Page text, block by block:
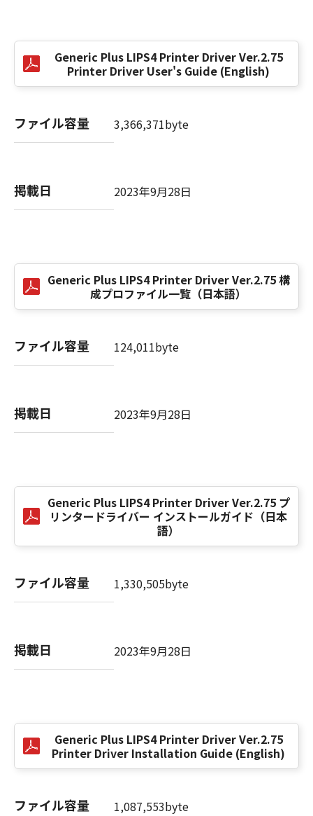
(4) お客様は、上記(3)によって本契約書が終了
した場合、速やかに、「本ソフトウェア」およ
びその複製物のすべてを廃棄または消去するも
(5) 上記にかかわらず、本契約書第2条、第4条
から第7条まで、第8条第4項および第10条の規
定は、本契約書の終了後も効力を有します。
NOTICE
“米国政府エンドユーザー”とは、米国政府の機
用されます：The SOFTWARE is a "commercial
item," as that term is defined at 48 C.F.R.
2.101 (Oct 1995), consisting of "commercial
computer software" and "commercial
terms are used in 48 C.F.R. 12.212 (Sept 1995).
Consistent with 48 C.F.R. 12.212 and 48 C.F.R.
the SOFTWARE with only those rights set
forth herein. The manufacturer is Canon
本条項中で使用される"the SOFTWARE"とは、
本契約書中で定義される「本ソフトウェア」を
意味し、指し示すものとします。
10．分離可能性
律により無効であると決定された場合でも、そ
の他の条項は完全に有効に存続するものとしま
以 上
No. I010G021619
Generic Plus LIPS4 Printer Driver Ver.2.75
Printer Driver User's Guide (English)
ファイル容量 3,366,371byte
掲載日 2023年9月28日
Generic Plus LIPS4 Printer Driver Ver.2.75 構
成プロファイル一覧（日本語）
ファイル容量 124,011byte
掲載日 2023年9月28日
Generic Plus LIPS4 Printer Driver Ver.2.75 プ
リンタードライバー インストールガイド（日本
語）
ファイル容量 1,330,505byte
掲載日 2023年9月28日
Generic Plus LIPS4 Printer Driver Ver.2.75
Printer Driver Installation Guide (English)
ファイル容量 1,087,553byte